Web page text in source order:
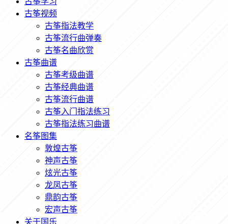
古筝视频
古筝指法教学
古筝流行曲弹奏
古筝名曲欣赏
古筝曲谱
古筝考级曲谱
古筝经典曲谱
古筝流行曲谱
古筝入门指法练习
古筝指法练习曲谱
名筝图集
敦煌古筝
神声古筝
炫光古筝
龙凤古筝
鼎韵古筝
宏声古筝
关于国乐